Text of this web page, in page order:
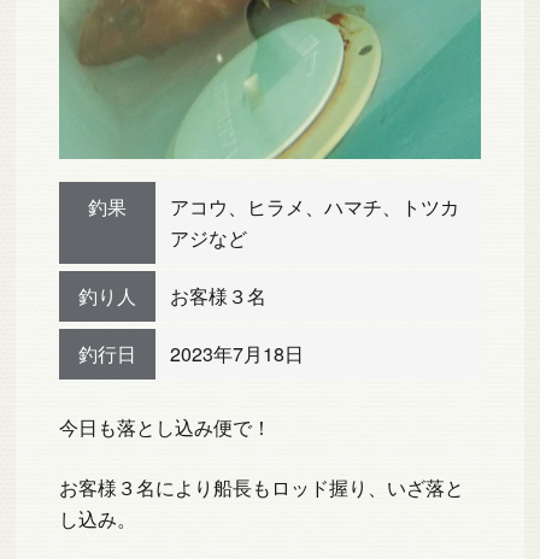
釣果
アコウ、ヒラメ、ハマチ、トツカ
アジなど
釣り人 お客様３名
釣行日 2023年7月18日
今日も落とし込み便で！
お客様３名により船長もロッド握り、いざ落と
し込み。